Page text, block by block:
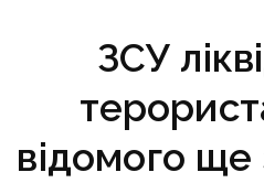
ЗСУ
відомого ще